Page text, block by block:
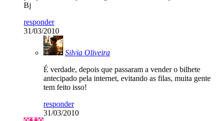
Bj
responder
31/03/2010
Silvia Oliveira
É verdade, depois que passaram a vender o bilhete
antecipado pela internet, evitando as filas, muita gente
tem feito isso!
responder
31/03/2010